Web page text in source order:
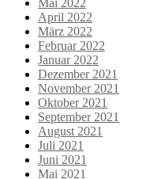
Mai 2022
April 2022
März 2022
Februar 2022
Januar 2022
Dezember 2021
November 2021
Oktober 2021
September 2021
August 2021
Juli 2021
Juni 2021
Mai 2021